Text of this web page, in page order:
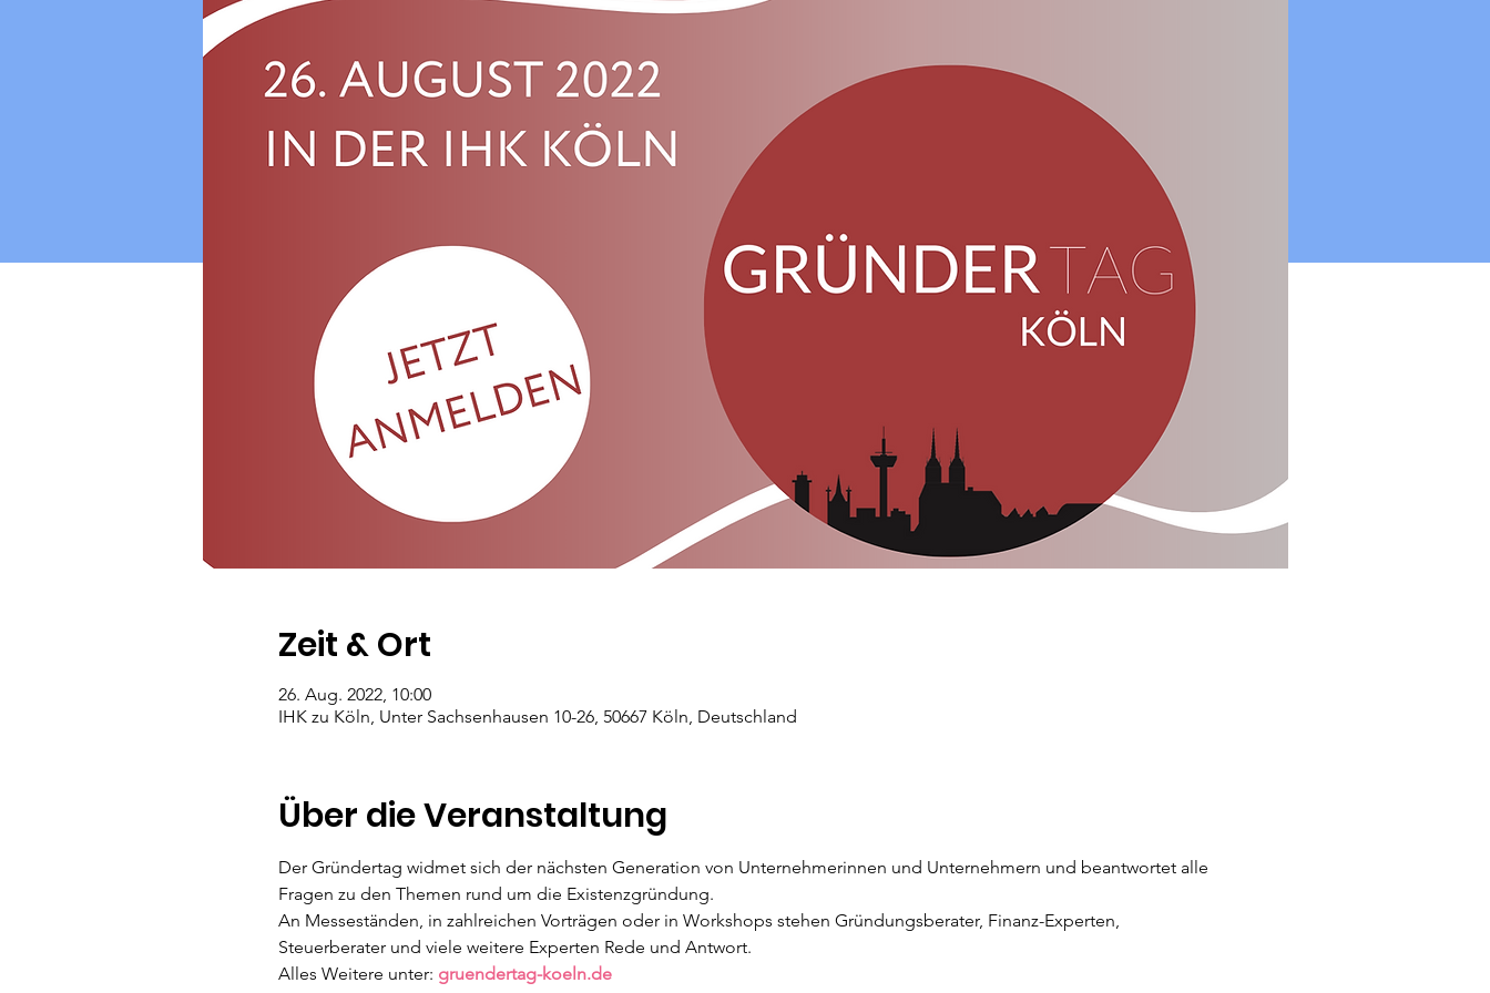
Zeit & Ort
26. Aug. 2022, 10:00
IHK zu Köln, Unter Sachsenhausen 10-26, 50667 Köln, Deutschland
Über die Veranstaltung
Der Gründertag widmet sich der nächsten Generation von Unternehmerinnen und Unternehmern und beantwortet alle
Fragen zu den Themen rund um die Existenzgründung.
An Messeständen, in zahlreichen Vorträgen oder in Workshops stehen Gründungsberater, Finanz-Experten,
Steuerberater und viele weitere Experten Rede und Antwort.
Alles Weitere unter: gruendertag-koeln.de